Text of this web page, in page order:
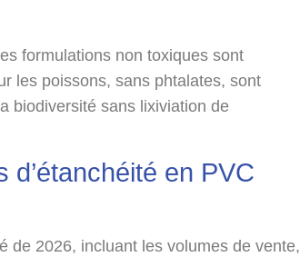
formulations non toxiques sont
les poissons, sans phtalates, sont
biodiversité sans lixiviation de
en PVC
de 2026, incluant les volumes de vente,